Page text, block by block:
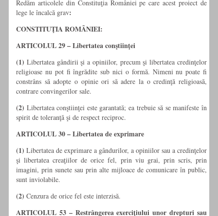
Redăm articolele din Constituţia României pe care acest proiect de
lege le încalcă grav:
CONSTITUŢIA ROMÂNIEI:
ARTICOLUL 29 – Libertatea conştiinţei
(1) Libertatea gândirii şi a opiniilor, precum şi libertatea credinţelor
religioase nu pot fi îngrădite sub nici o formă. Nimeni nu poate fi
constrâns să adopte o opinie ori să adere la o credinţă religioasă,
contrare convingerilor sale.
(2) Libertatea conştiinţei este garantată; ea trebuie să se manifeste în
spirit de toleranţă şi de respect reciproc.
ARTICOLUL 30 – Libertatea de exprimare
(1) Libertatea de exprimare a gândurilor, a opiniilor sau a credinţelor
şi libertatea creaţiilor de orice fel, prin viu grai, prin scris, prin
imagini, prin sunete sau prin alte mijloace de comunicare în public,
sunt inviolabile.
(2) Cenzura de orice fel este interzisă.
ARTICOLUL 53 – Restrângerea exerciţiului unor drepturi sau